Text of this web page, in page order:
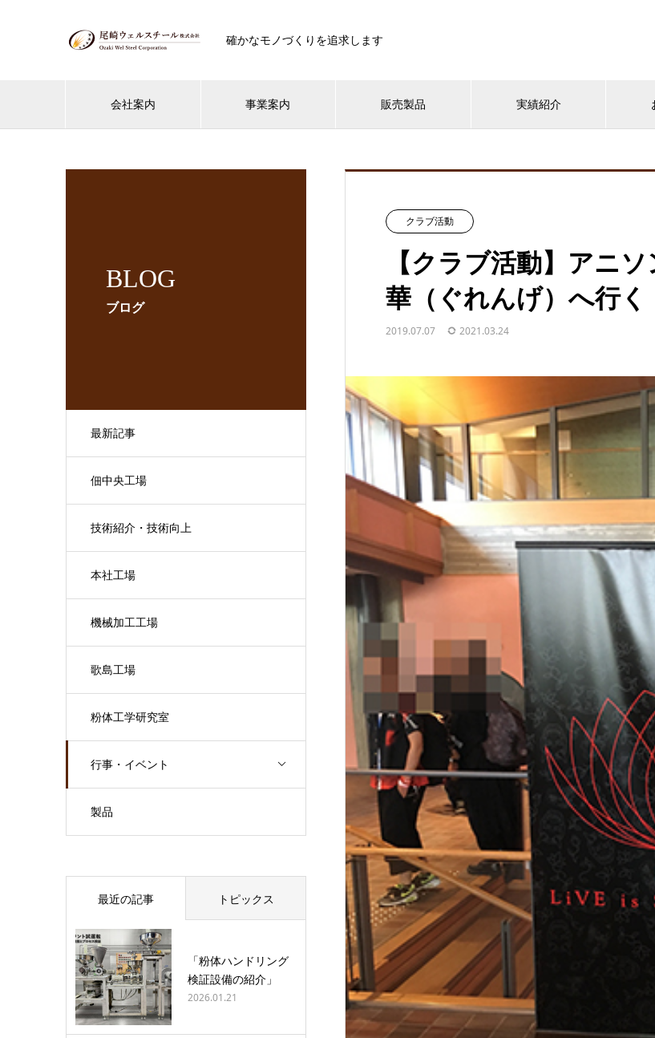
確かなモノづくりを追求します
会社案内 事業案内 販売製品 実績紹介
BLOG
ブログ
最新記事
佃中央工場
技術紹介・技術向上
本社工場
機械加工工場
歌島工場
粉体工学研究室
行事・イベント
製品
クラブ活動
【クラブ活動】アニ
華（ぐれんげ）へ行く
2019.07.07 2021.03.24
最近の記事 トピックス
「粉体ハンドリング
検証設備の紹介」
2026.01.21